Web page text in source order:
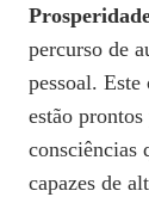
percurso de
pessoal.
estão
consciências
capazes de